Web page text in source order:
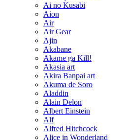
Ai no Kusabi
Aion
Air
Air Gear
Ajin
Akabane
Akame ga Kill!
Akasia art
Akira Banpai art
Akuma de Soro
Aladdin
Alain Delon
Albert Einstein
Alf
Alfred Hitchcock
Alice in Wonderland